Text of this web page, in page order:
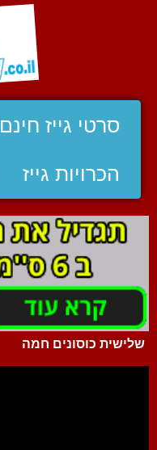
סרטי גייז חינם
הכרויות גייז
שלישית כוסונים חמה